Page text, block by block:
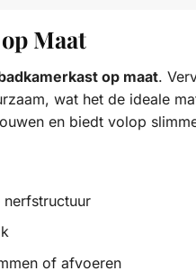
Maat
op maat.
wat het de ideale
en biedt volop
of afvoeren